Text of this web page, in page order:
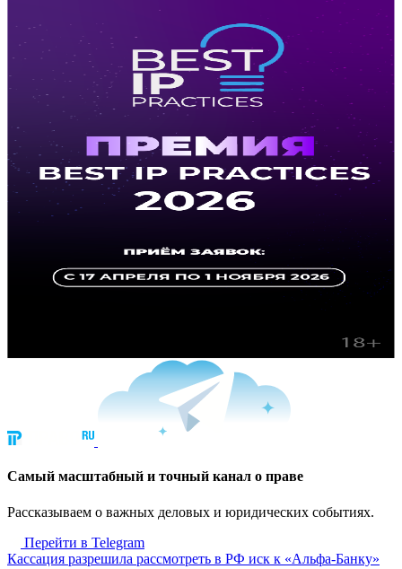
Cамый масштабный и точный канал о праве
Рассказываем о важных деловых и юридических событиях.
Перейти в Telegram
Кассация разрешила рассмотреть в РФ иск к «Альфа-Банку»